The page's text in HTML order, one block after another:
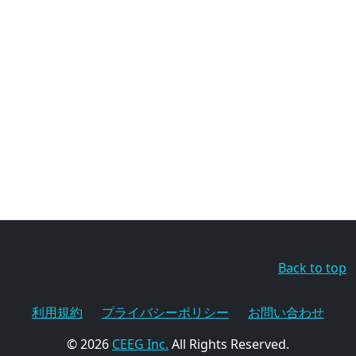
Back to top
利用規約 プライバシーポリシー
お問い合わせ
© 2026 CEEG Inc. All Rights Reserved.